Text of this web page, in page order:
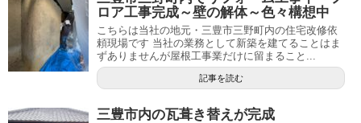
ロア工事完成～壁の解体～色々構想中
こちらは当社の地元・三豊市三野町内の住宅改修依
頼現場です 当社の業務として新築を建てることはま
ずありませんが屋根工事業だけに留まること...
記事を読む
三豊市内の瓦葺き替えが完成